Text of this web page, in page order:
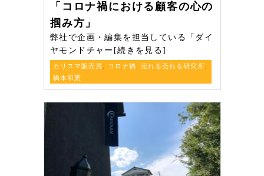
「コロナ禍における顧客の心の
掴み方」
弊社で企画・編集を担当している「ダイ
ヤモンドチャー[続きを見る]
カリスマ販売員, コロナ禍,売れる売れる研究所,
橋本和恵